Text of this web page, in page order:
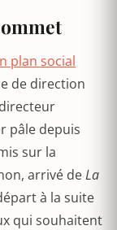
plan social
de direction
pâle depuis
sur la
arrivé deLa
à la suite
qui souhaitent